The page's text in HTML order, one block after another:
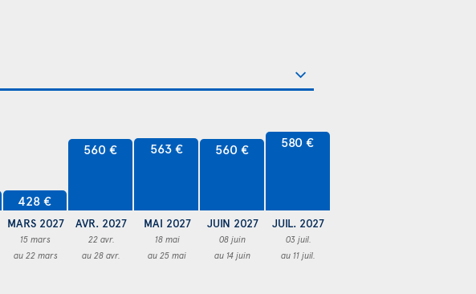
428 €
MARS 2027
15 mars
au 22 mars
560 €
AVR. 2027
22 avr.
au 28 avr.
563 €
MAI 2027
18 mai
au 25 mai
560 €
JUIN 2027
08 juin
au 14 juin
580 €
JUIL. 2027
03 juil.
au 11 juil.